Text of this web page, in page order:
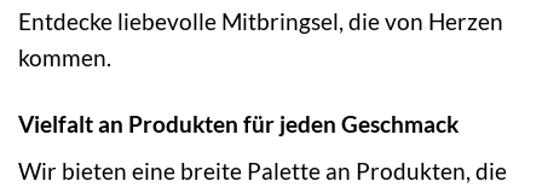
Entdecke liebevolle Mitbringsel, die von Herzen
kommen.
Vielfalt an Produkten für jeden Geschmack
Wir bieten eine breite Palette an Produkten, die